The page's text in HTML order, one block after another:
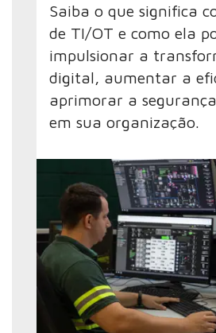
Saiba o que significa
de TI/OT e como ela
impulsionar a
digital, aumentar a
aprimorar a
em sua organização.